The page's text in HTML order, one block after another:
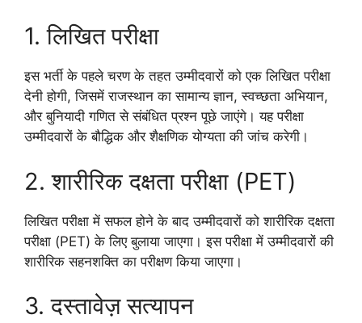
1. लिखित परीक्षा
इस भर्ती के पहले चरण के तहत उम्मीदवारों को एक लिखित परीक्षा
देनी होगी, जिसमें राजस्थान का सामान्य ज्ञान, स्वच्छता अभियान,
और बुनियादी गणित से संबंधित प्रश्न पूछे जाएंगे। यह परीक्षा
उम्मीदवारों के बौद्धिक और शैक्षणिक योग्यता की जांच करेगी।
2. शारीरिक दक्षता परीक्षा (PET)
लिखित परीक्षा में सफल होने के बाद उम्मीदवारों को शारीरिक दक्षता
परीक्षा (PET) के लिए बुलाया जाएगा। इस परीक्षा में उम्मीदवारों की
शारीरिक सहनशक्ति का परीक्षण किया जाएगा।
3. दस्तावेज़ सत्यापन